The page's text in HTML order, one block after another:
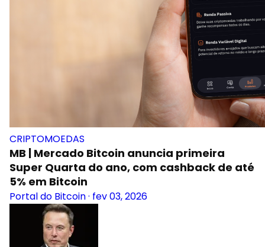
CRIPTOMOEDAS
MB | Mercado Bitcoin anuncia primeira
Super Quarta do ano, com cashback de até
5% em Bitcoin
Portal do Bitcoin· fev 03, 2026